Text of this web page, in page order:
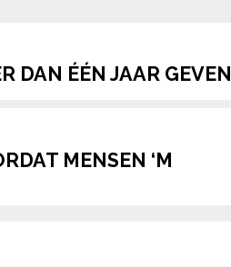
DAN ÉÉN JAAR GEVEN
MENSEN ‘M